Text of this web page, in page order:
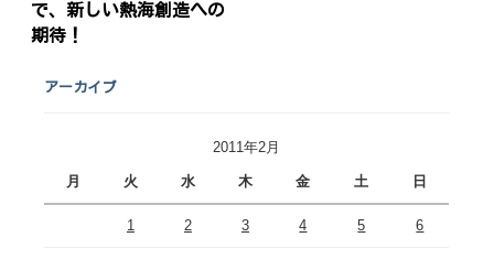
で、新しい熱海創造への
期待！
アーカイブ
2011年2月
月 火 水 木 金 土 日
1 2 3 4 5 6